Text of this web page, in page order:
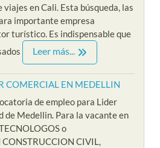
en Cali. Esta búsqueda, las
importante empresa
turístico. Es indispensable que
Leer más...
COMERCIAL EN MEDELLIN
de empleo para Lider
de Medellin. Para la vacante en
o
CONSTRUCCION CIVIL,